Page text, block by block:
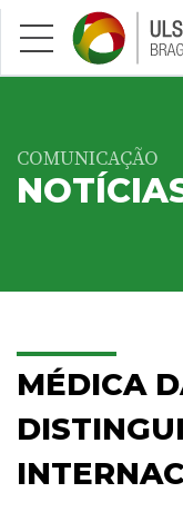
Saltar para
COMUNICAÇÃO
MÉDICA